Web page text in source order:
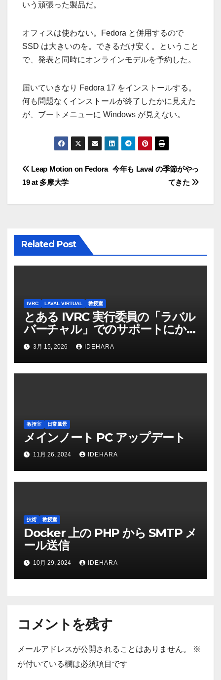
いう頑張った製品だ。
オフィスは使わない。Fedora と併用するので
SSD は大きいのを。できるだけ安く。ということ
で、発表と同時にオンラインモデルを予約した。
届いていきなり Fedora 17 をインストールする。
何も問題なくインストールが終了したかに見えた
が、ブートメニューに Windows が見えない。
投
ビ
ゲ
ョ
ン
今年も Laval の季節がやっ
てきた
Leap Motion on Fedora
19 at 多摩大学
Related Post
IVRC LAVAL VIRTUAL 教授室
とある IVRC 実行委員の「ラバル
バーチャル」でのサポートにか
ける思いと願い（2025 年
Discord 上の記録から一部抜粋・
修正）
3月 15, 2026 IDEHARA
教授室 日常風景
メインノート PC アップデート
11月 26, 2024 IDEHARA
技術 教授室
Docker 上の PHP から SMTP メ
ール送信
10月 29, 2024 IDEHARA
コメントを残す
メールアドレスが公開されることはありません。
※
が付いている欄は必須項目です